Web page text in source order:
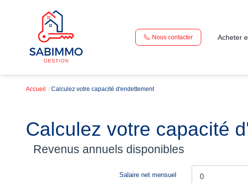
Nous contacter Acheter
Accueil Calculez votre capacité d'endettement
Calculez votre capacité
Revenus annuels disponibles
Salaire net mensuel